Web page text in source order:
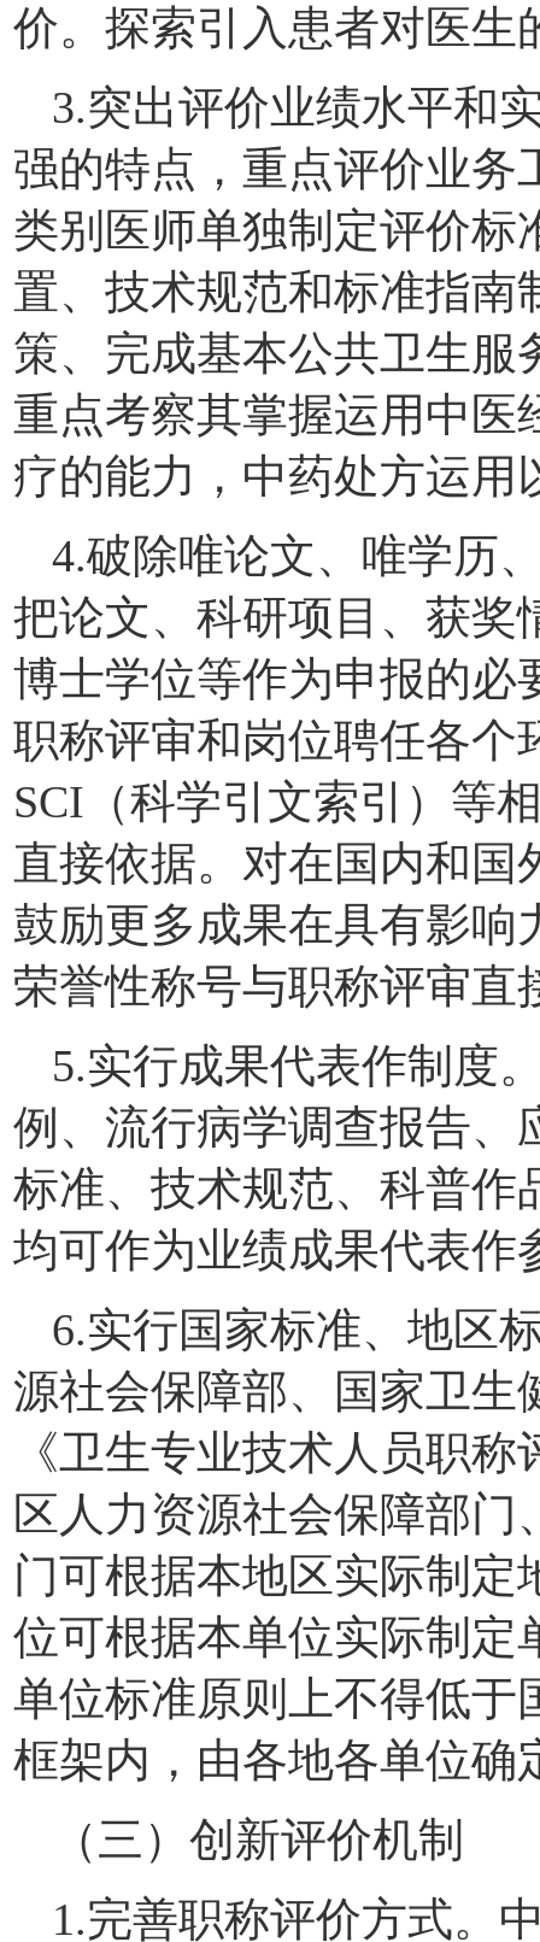
价。探索引入患者对医生
3.突出评价业绩水平和
强的特点，重点评价业务
类别医师单独制定评价标
置、技术规范和标准指南
策、完成基本公共卫生服
重点考察其掌握运用中医
疗的能力，中药处方运用
4.破除唯论文、唯学历
把论文、科研项目、获奖
博士学位等作为申报的必
职称评审和岗位聘任各个
SCI（科学引文索引）等
直接依据。对在国内和国
鼓励更多成果在具有影响
荣誉性称号与职称评审直
5.实行成果代表作制度
例、流行病学调查报告、
标准、技术规范、科普作
均可作为业绩成果代表作
6.实行国家标准、地区
源社会保障部、国家卫生
《卫生专业技术人员职
区人力资源社会保障部
门可根据本地区实际制
位可根据本单位实际制定
单位标准原则上不得低于
框架内，由各地各单位确
（三）创新评价机制
1.完善职称评价方式。